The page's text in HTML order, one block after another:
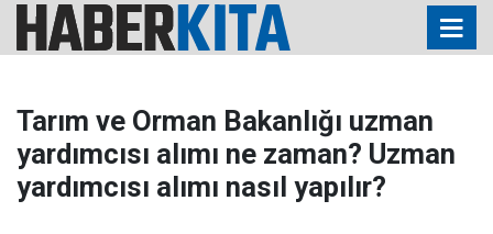
Tarım ve Orman Bakanlığı uzman
yardımcısı alımı ne zaman? Uzman
yardımcısı alımı nasıl yapılır?